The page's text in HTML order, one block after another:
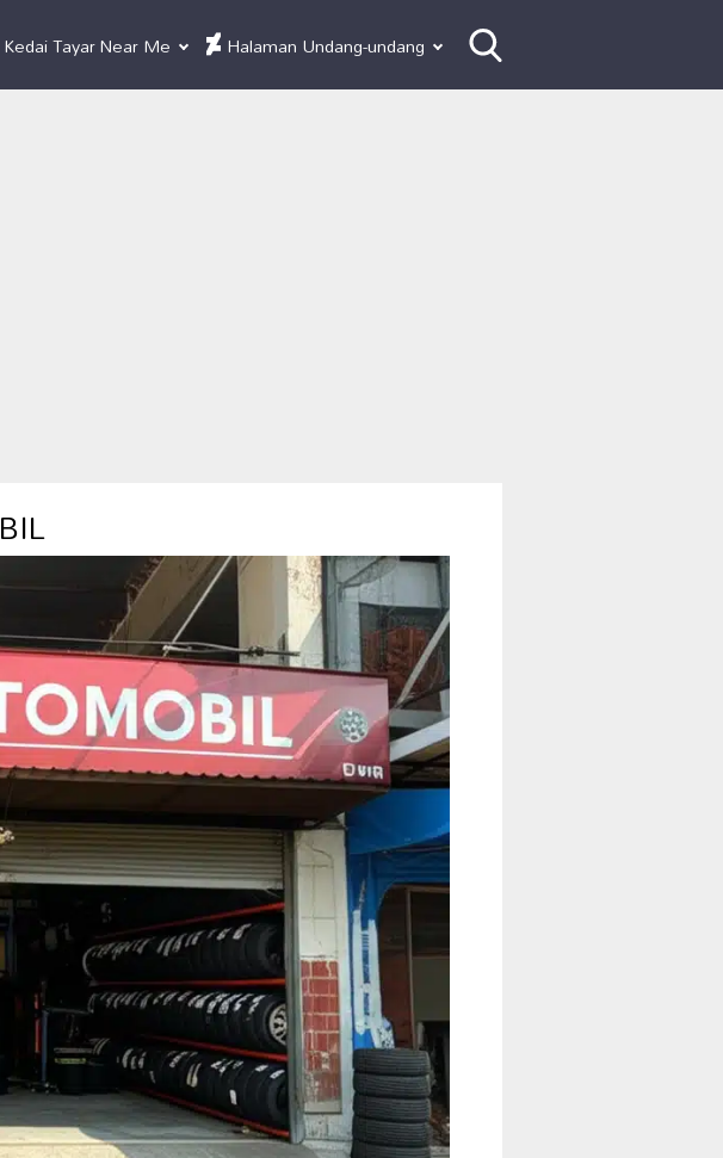
Kedai Tayar Near Me Halaman Undang-undang